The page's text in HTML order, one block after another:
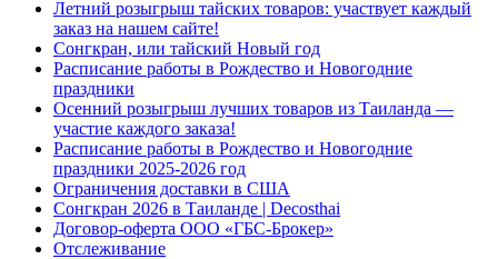
Летний розыгрыш тайских товаров: участвует каждый
заказ на нашем сайте!
Сонгкран, или тайский Новый год
Расписание работы в Рождество и Новогодние
праздники
Осенний розыгрыш лучших товаров из Таиланда —
участие каждого заказа!
Расписание работы в Рождество и Новогодние
праздники 2025-2026 год
Ограничения доставки в США
Сонгкран 2026 в Таиланде | Decosthai
Договор-оферта ООО «ГБС-Брокер»
Отслеживание